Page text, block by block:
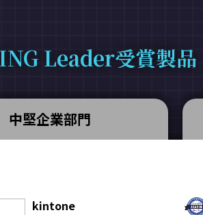
Leader受賞製品
中堅企業部門
kintone